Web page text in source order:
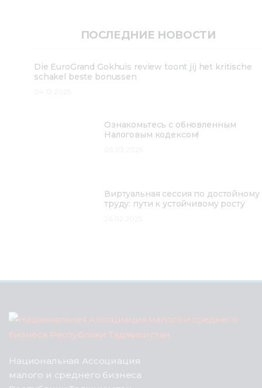
ПОСЛЕДНИЕ НОВОСТИ
Die EuroGrand Gokhuis review toont jij het kritische
schakel beste bonussen
Ознакомьтесь с обновленным
Налоговым кодексом!
Виртуальная сессия по достойному
труду: пути к устойчивому росту
Национальная Ассоциация
малого и среднего бизнеса